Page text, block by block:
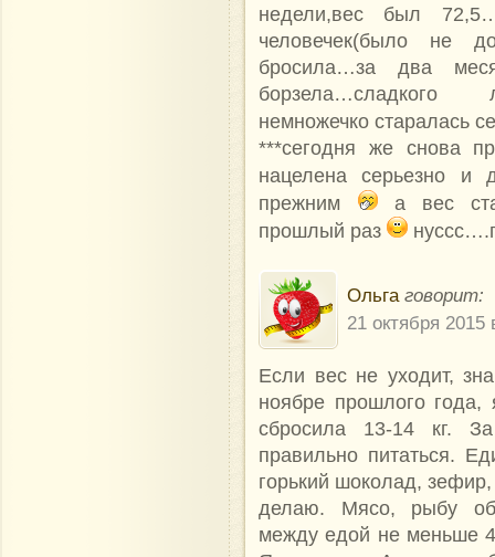
недели,вес был
человечек(было не
бросила…за два
борзела…сладкого
немножечко старалась
***сегодня же снова
нацелена серьезно
прежним
а вес
прошлый раз
Ольга говорит:
21 октября 2015
Если вес не уходит,
ноябре прошлого
сбросила 13-14 кг.
правильно питаться.
горький шоколад,
делаю. Мясо, рыбу
между едой не меньше 4